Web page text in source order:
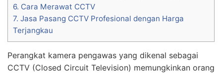
6. Cara Merawat CCTV
7. Jasa Pasang CCTV Profesional dengan Harga
Terjangkau
Perangkat kamera pengawas yang dikenal sebagai
CCTV (Closed Circuit Television) memungkinkan orang